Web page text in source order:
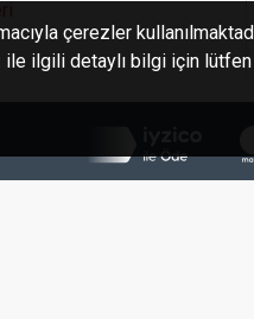
çerezler
ilgili detaylı bilgi için